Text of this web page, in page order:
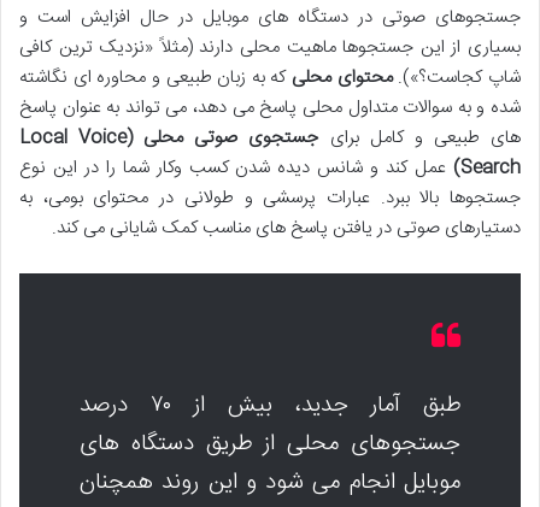
جستجوهای صوتی در دستگاه های موبایل در حال افزایش است و
بسیاری از این جستجوها ماهیت محلی دارند (مثلاً «نزدیک ترین کافی
شاپ کجاست؟»).محتوای محلی که به زبان طبیعی و محاوره ای نگاشته
شده و به سوالات متداول محلی پاسخ می دهد، می تواند به عنوان پاسخ
های طبیعی و کامل برای
جستجوی صوتی محلی (Local Voice
Search) عمل کند و شانس دیده شدن کسب وکار شما را در این نوع
جستجوها بالا ببرد. عبارات پرسشی و طولانی در محتوای بومی، به
دستیارهای صوتی در یافتن پاسخ های مناسب کمک شایانی می کند.
طبق آمار جدید، بیش از ۷۰ درصد
جستجوهای محلی از طریق دستگاه های
موبایل انجام می شود و این روند همچنان